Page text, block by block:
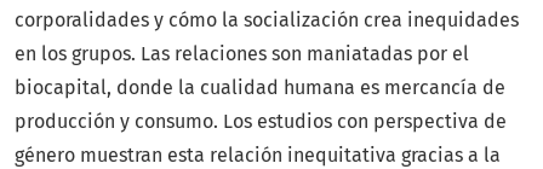
corporalidades y cómo la socialización crea inequidades
en los grupos. Las relaciones son maniatadas por el
biocapital, donde la cualidad humana es mercancía de
producción y consumo. Los estudios con perspectiva de
género muestran esta relación inequitativa gracias a la